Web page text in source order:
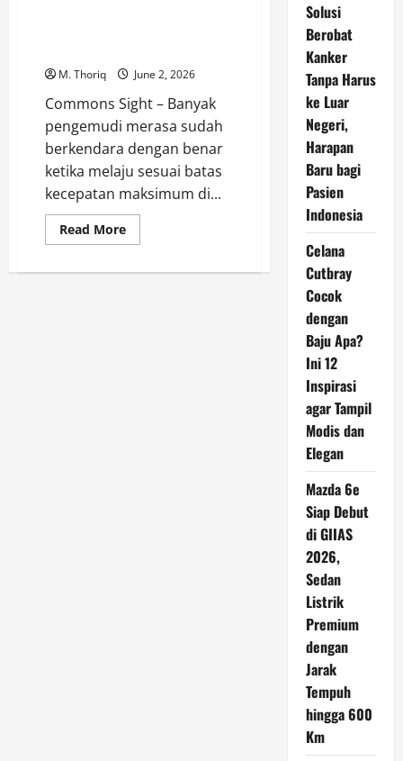
M. Thoriq June 2, 2026
Commons Sight – Banyak
pengemudi merasa sudah
berkendara dengan benar
ketika melaju sesuai batas
kecepatan maksimum di...
Read MoreRead
more
100
Solusi
Berobat
Kanker
Tanpa Harus
ke Luar
Negeri,
Harapan
Baru bagi
Pasien
Indonesia
Celana
Cutbray
Cocok
dengan
Baju Apa?
Ini 12
Inspirasi
agar Tampil
Modis dan
Elegan
Mazda 6e
Siap Debut
di GIIAS
2026,
Sedan
Listrik
Premium
dengan
Jarak
Tempuh
hingga 600
Km